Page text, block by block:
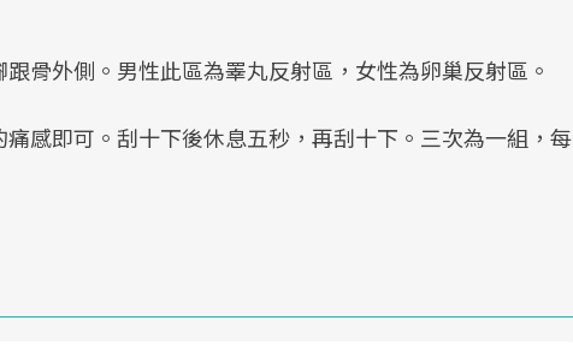
骨外側。男性此區為睪丸反射區，女性為卵巢反射區。
感即可。刮十下後休息五秒，再刮十下。三次為一組，每